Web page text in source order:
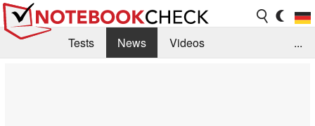
Tests News
Videos
...